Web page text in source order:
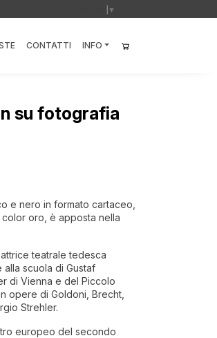
▼
CONTATTI INFO
su fotografia
e nero in formato cartaceo,
oro, è apposta nella
teatrale tedesca
alla scuola di Gustaf
di Vienna e del Piccolo
opere di Goldoni, Brecht,
Strehler.
europeo del secondo